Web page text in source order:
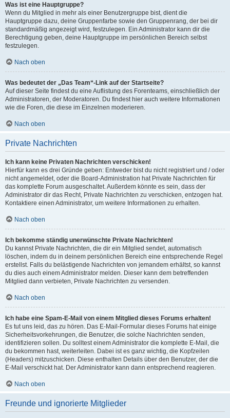
Was ist eine Hauptgruppe?
Wenn du Mitglied in mehr als einer Benutzergruppe bist, dient die
Hauptgruppe dazu, deine Gruppenfarbe sowie den Gruppenrang, der bei dir
standardmäßig angezeigt wird, festzulegen. Ein Administrator kann dir die
Berechtigung geben, deine Hauptgruppe im persönlichen Bereich selbst
festzulegen.
Nach oben
Was bedeutet der „Das Team“-Link auf der Startseite?
Auf dieser Seite findest du eine Auflistung des Forenteams, einschließlich der
Administratoren, der Moderatoren. Du findest hier auch weitere Informationen
wie die Foren, die diese im Einzelnen moderieren.
Nach oben
Private Nachrichten
Ich kann keine Privaten Nachrichten verschicken!
Hierfür kann es drei Gründe geben: Entweder bist du nicht registriert und / oder
nicht angemeldet, oder die Board-Administration hat Private Nachrichten für
das komplette Forum ausgeschaltet. Außerdem könnte es sein, dass der
Administrator dir das Recht, Private Nachrichten zu verschicken, entzogen hat.
Kontaktiere einen Administrator, um weitere Informationen zu erhalten.
Nach oben
Ich bekomme ständig unerwünschte Private Nachrichten!
Du kannst Private Nachrichten, die dir ein Mitglied sendet, automatisch
löschen, indem du in deinem persönlichen Bereich eine entsprechende Regel
erstellst. Falls du belästigende Nachrichten von jemandem erhältst, so kannst
du dies auch einem Administrator melden. Dieser kann dem betreffenden
Mitglied dann verbieten, Private Nachrichten zu versenden.
Nach oben
Ich habe eine Spam-E-Mail von einem Mitglied dieses Forums erhalten!
Es tut uns leid, das zu hören. Das E-Mail-Formular dieses Forums hat einige
Sicherheitsvorkehrungen, die Benutzer, die solche Nachrichten senden,
identifizieren sollen. Du solltest einem Administrator die komplette E-Mail, die
du bekommen hast, weiterleiten. Dabei ist es ganz wichtig, die Kopfzeilen
(Headers) mitzuschicken. Diese enthalten Details über den Benutzer, der die
E-Mail verschickt hat. Der Administrator kann dann entsprechend reagieren.
Nach oben
Freunde und ignorierte Mitglieder